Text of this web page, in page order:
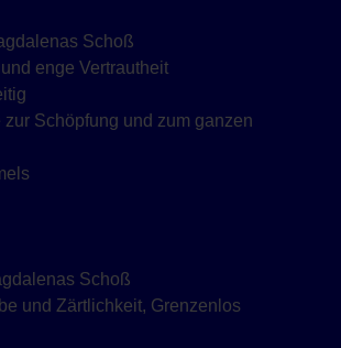
Schoß
enge Vertrautheit
Schöpfung und zum ganzen
Schoß
und Zärtlichkeit, Grenzenlos